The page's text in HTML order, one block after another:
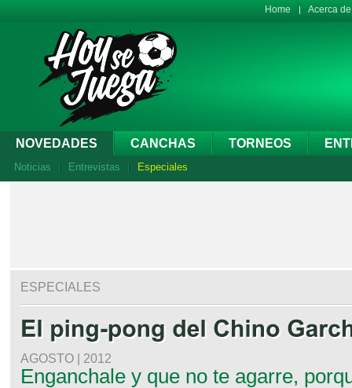
Home Acerca
NOVEDADES CANCHAS TORNEOS
Noticias Entrevistas Especiales
ESPECIALES
AGOSTO | 2012
Enganchale y que no te agarre,